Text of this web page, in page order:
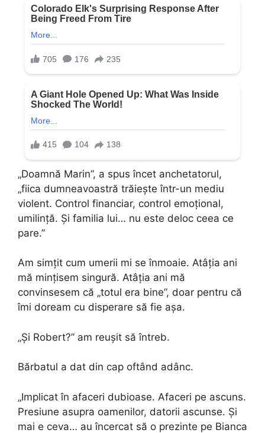
„Doamnă Marin”, a spus încet anchetatorul,
„fiica dumneavoastră trăiește într-un mediu
violent. Control financiar, control emoțional,
umilință. Și familia lui… nu este deloc ceea ce
pare.”
Am simțit cum umerii mi se înmoaie. Atâția ani
mă mințisem singură. Atâția ani mă
convinsesem că „totul era bine”, doar pentru că
îmi doream cu disperare să fie așa.
„Și Robert?” am reușit să întreb.
Bărbatul a dat din cap oftând adânc.
„Implicat în afaceri dubioase. Afaceri pe ascuns.
Presiune asupra oamenilor, datorii ascunse. Și
mai e ceva… au încercat să o prezinte pe Bianca